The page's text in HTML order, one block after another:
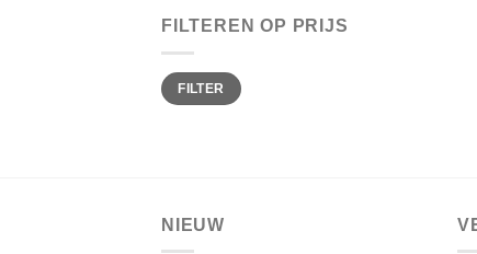
FILTEREN OP PRIJS
Min.
prijs
Max.
prijsFILTER
NIEUW